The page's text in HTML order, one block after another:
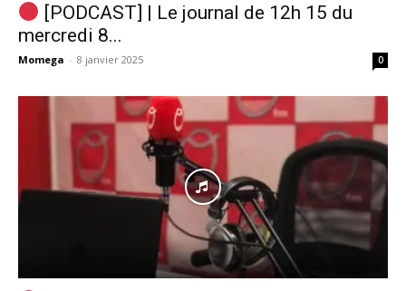
[PODCAST] | Le journal de 12h 15 du
mercredi 8...
Momega - 8 janvier 2025 0